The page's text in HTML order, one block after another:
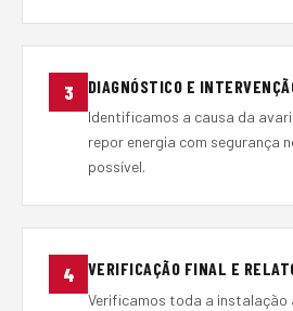
3 DIAGNÓSTICO E
Identificamos a causa da
repor energia com segurança
possível.
4 VERIFICAÇÃO FINAL E
Verificamos toda a instalação